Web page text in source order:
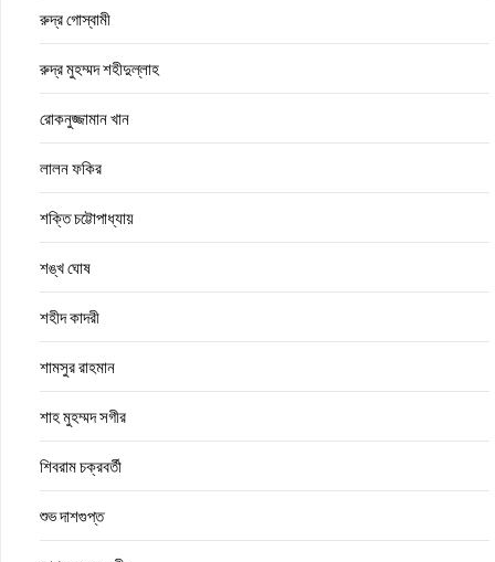
রুদ্র গোস্বামী
রুদ্র মুহম্মদ শহীদুল্লাহ
রোকনুজ্জামান খান
লালন ফকির
শক্তি চট্টোপাধ্যায়
শঙ্খ ঘোষ
শহীদ কাদরী
শামসুর রাহমান
শাহ মুহম্মদ সগীর
শিবরাম চক্রবর্তী
শুভ দাশগুপ্ত